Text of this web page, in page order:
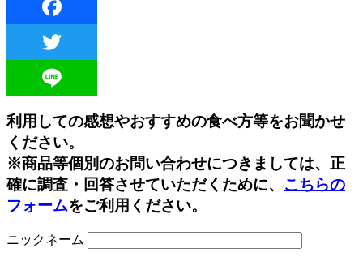
利用しての感想やおすすめの食べ方等をお聞かせ
ください。
※商品等個別のお問い合わせにつきましては、正
確に調査・回答させていただくために、 こちらの
フォームをご利用ください。
ニックネーム